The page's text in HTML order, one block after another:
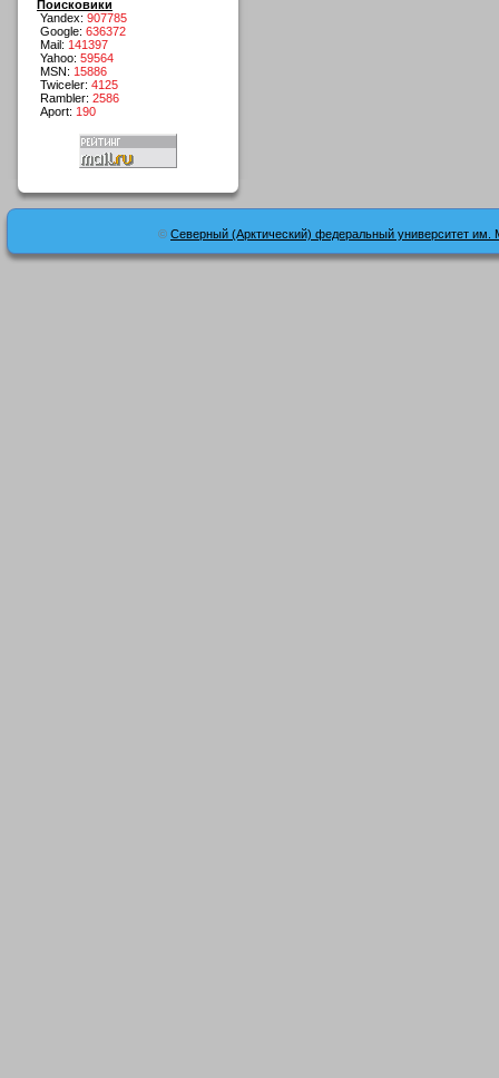
Поисковики
Yandex: 907785
Google: 636372
Mail: 141397
Yahoo: 59564
MSN: 15886
Twiceler: 4125
Rambler: 2586
Aport: 190
© Северный (Арктический) федеральный университет